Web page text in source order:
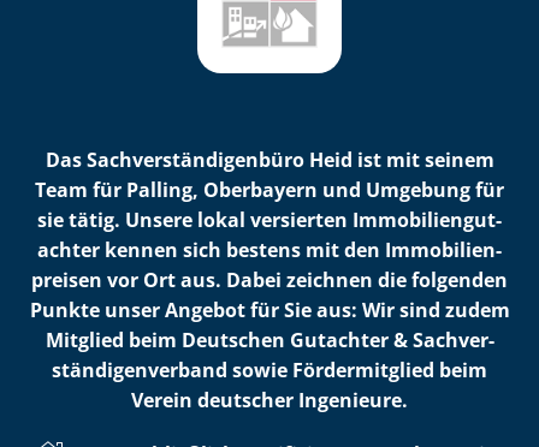
Das Sach­ver­stän­di­gen­bü­ro Heid ist mit seinem
Team für Palling, Oberbayern und Umgebung für
sie tätig. Unsere lokal versierten Im­mo­bi­li­en­gut­
ach­ter kennen sich bestens mit den Im­mo­bi­li­en­
prei­sen vor Ort aus. Dabei zeichnen die folgenden
Punkte unser Angebot für Sie aus: Wir sind zudem
Mitglied beim Deutschen Gutachter & Sach­ver­
stän­di­gen­ver­band sowie Fördermitglied beim
Verein deutscher Ingenieure.